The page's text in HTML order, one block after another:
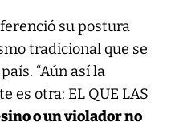
su postura
tradicional que se
“Aún así la
es otra: EL QUE LAS
o un violador no